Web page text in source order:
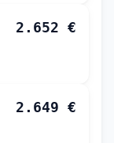
2.652 €
2.649 €